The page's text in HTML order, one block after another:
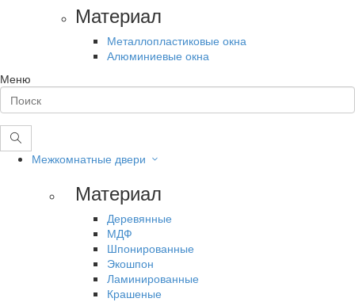
Материал
Металлопластиковые окна
Алюминиевые окна
Меню
Межкомнатные двери
Материал
Деревянные
МДФ
Шпонированные
Экошпон
Ламинированные
Крашеные